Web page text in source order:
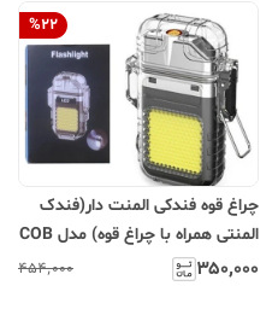
%22
چراغ قوه فندکی المنت دار(فندک
المنتی همراه با چراغ قوه) مدل COB
۳۵۰٬۰۰۰ ۴۵۴٬۰۰۰